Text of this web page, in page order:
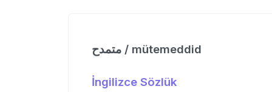
متمدح / mütemeddid
İngilizce Sözlük